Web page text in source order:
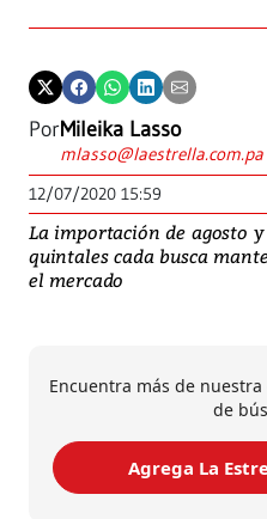
PorMileika Lasso
mlasso@laestrella.com.pa
12/07/2020 15:59
La importación de agosto
quintales cada busca
el mercado
Encuentra más de
de
Agrega La